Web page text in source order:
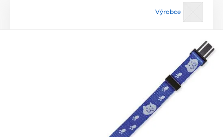
Výrobce